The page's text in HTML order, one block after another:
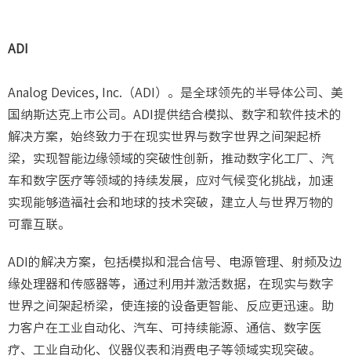
ADI
Analog Devices, Inc.（ADI）。是全球领先的半导体公司、美
国纳斯达克上市公司。ADI提供结合模拟、数字和软件技术的
解决方案，始终致力于在现实世界与数字世界之间架起桥
梁，实现智能边缘领域的突破性创新，推动数字化工厂、汽
车和数字医疗等领域的持续发展，应对气候变化挑战，加速
实现能够造福社会和地球的技术突破，建立人与世界万物的
可靠互联。
ADI的解决方案，包括模拟和混合信号、电源管理、射频及边
缘处理器和传感器等，通过利用并激活数据，在现实与数字
世界之间架起桥梁，使连接的设备更智能、反应更迅速。助
力客户在工业自动化、汽车、可持续能源、通信、数字医
疗、工业自动化、仪器仪表和消费电子等领域实现突破。